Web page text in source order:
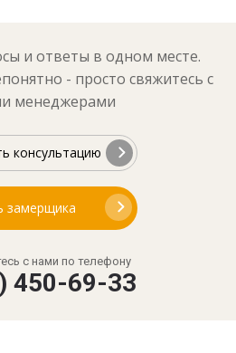
и ответы в одном месте.
- просто свяжитесь с
менеджерами
консультацию
замерщика
с нами по телефону
450-69-33